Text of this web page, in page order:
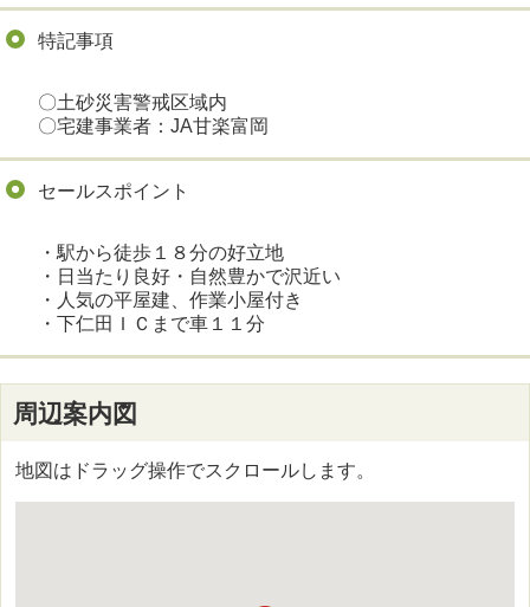
特記事項
〇土砂災害警戒区域内
〇宅建事業者：JA甘楽富岡
セールスポイント
・駅から徒歩１８分の好立地
・日当たり良好・自然豊かで沢近い
・人気の平屋建、作業小屋付き
・下仁田ＩＣまで車１１分
周辺案内図
地図はドラッグ操作でスクロールします。